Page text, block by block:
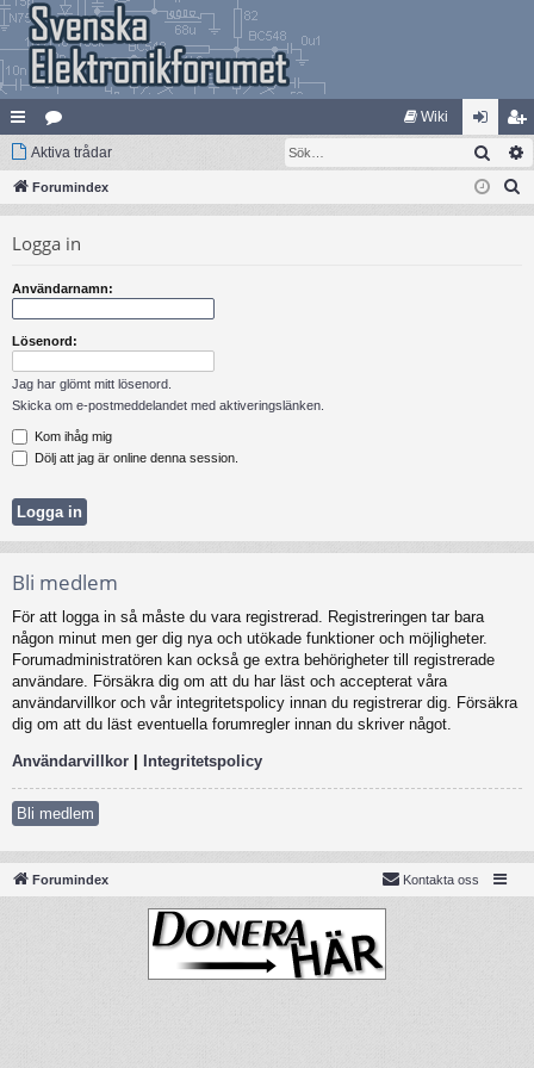
na
bb
ar
at
eg
er
Wiki
og
ga
li
m
Aktiva trådar Sök
Forumindex
Logga in
Användarnamn:
Lösenord:
Jag har glömt mitt lösenord.
Skicka om e-postmeddelandet med aktiveringslänken.
Kom ihåg mig
Dölj att jag är online denna session.
Bli medlem
För att logga in så måste du vara registrerad. Registreringen tar bara
någon minut men ger dig nya och utökade funktioner och möjligheter.
Forumadministratören kan också ge extra behörigheter till registrerade
användare. Försäkra dig om att du har läst och accepterat våra
användarvillkor och vår integritetspolicy innan du registrerar dig. Försäkra
dig om att du läst eventuella forumregler innan du skriver något.
Användarvillkor | Integritetspolicy
Bli medlem
Forumindex Kontakta oss